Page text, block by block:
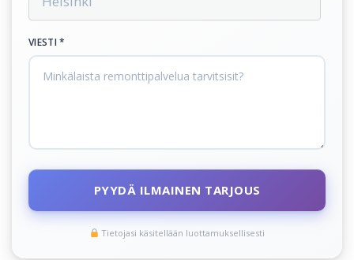
VIESTI *
PYYDÄ ILMAINEN TARJOUS
Tietojasi käsitellään luottamuksellisesti